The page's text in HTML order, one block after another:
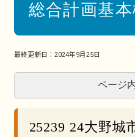
総合計画基
最終更新日： 2024年9月25日
ページ
25239 24大野城